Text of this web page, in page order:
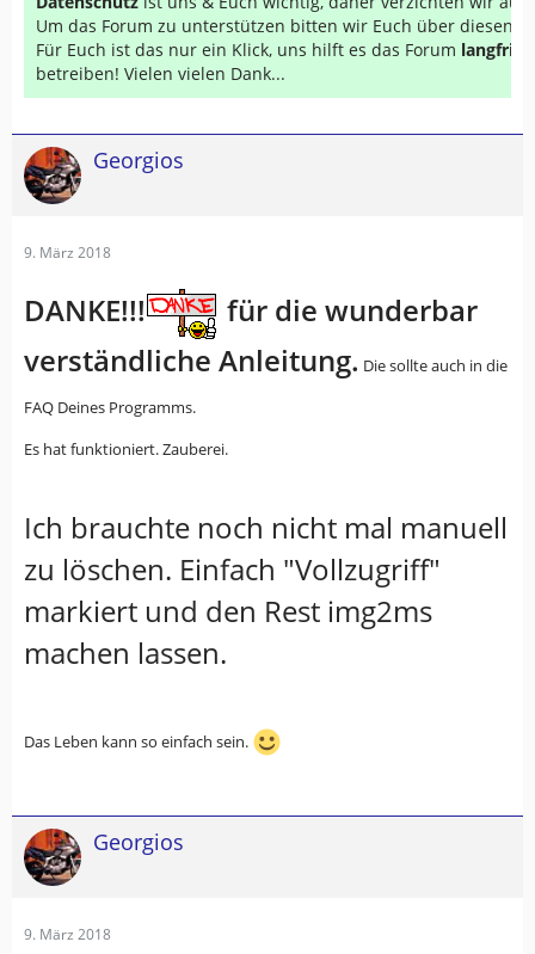
Um das Forum zu unterstützen bitten wir Euch über diesen
Für Euch ist das nur ein Klick, uns hilft es das Forum
betreiben! Vielen vielen Dank...
Georgios
9. März 2018
DANKE!!!
für die wunderbar
verständliche Anleitung. Die sollte auch in die
FAQ Deines Programms.
Es hat funktioniert. Zauberei.
Ich brauchte noch nicht mal manuell
zu löschen. Einfach "Vollzugriff"
markiert und den Rest img2ms
machen lassen.
Das Leben kann so einfach sein.
Georgios
9. März 2018